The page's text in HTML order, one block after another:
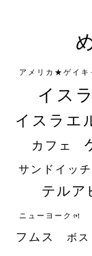
アメリカ★ゲイキ
イス
イスラエ
カフェ
サンドイッチ
テルア
ニューヨーク州
フムス ボス